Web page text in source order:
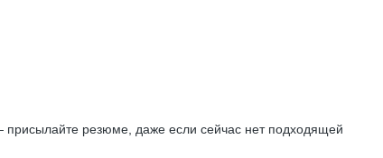
присылайте резюме, даже если сейчас нет подходящей